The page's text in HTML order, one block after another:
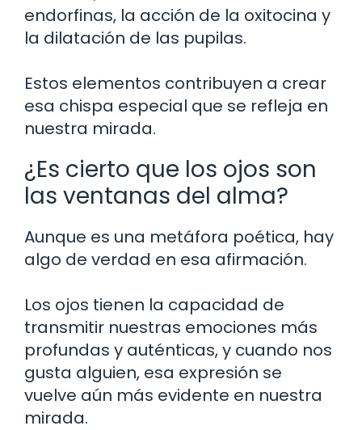
endorfinas, la acción de la oxitocina y
la dilatación de las pupilas.
Estos elementos contribuyen a crear
esa chispa especial que se refleja en
nuestra mirada.
¿Es cierto que los ojos son
las ventanas del alma?
Aunque es una metáfora poética, hay
algo de verdad en esa afirmación.
Los ojos tienen la capacidad de
transmitir nuestras emociones más
profundas y auténticas, y cuando nos
gusta alguien, esa expresión se
vuelve aún más evidente en nuestra
mirada.